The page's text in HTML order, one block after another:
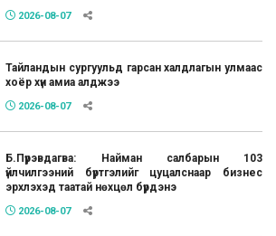
2026-08-07
Тайландын сургуульд гарсан халдлагын улмаас
хоёр хүн амиа алджээ
2026-08-07
Б.Пүрэвдагва: Найман салбарын 103
үйлчилгээний бүртгэлийг цуцалснаар бизнес
эрхлэхэд таатай нөхцөл бүрдэнэ
2026-08-07